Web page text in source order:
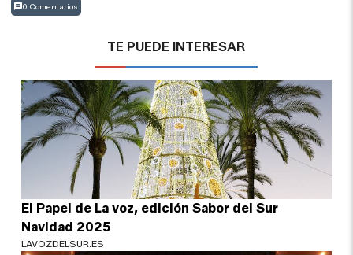
0 Comentarios
TE PUEDE INTERESAR
El Papel de La voz, edición Sabor del Sur
Navidad 2025
LAVOZDELSUR.ES